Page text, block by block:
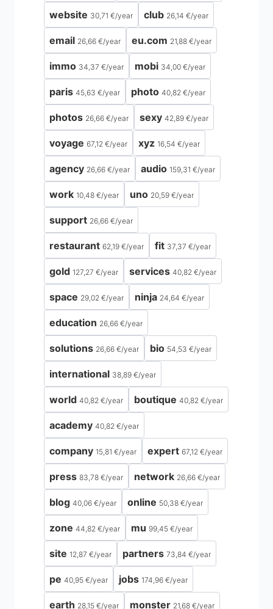
website 30,71 €/year club 26,14 €/year
email 26,66 €/year eu.com 21,88 €/year
immo 34,37 €/year mobi 34,00 €/year
paris 45,63 €/year photo 40,82 €/year
photos 26,66 €/year sexy 42,89 €/year
voyage 67,12 €/year xyz 16,54 €/year
agency 26,66 €/year audio 159,31 €/year
work 10,48 €/year uno 20,59 €/year
support 26,66 €/year
restaurant 62,19 €/year fit 37,37 €/year
gold 127,27 €/year services 40,82 €/year
space 29,02 €/year ninja 24,64 €/year
education 26,66 €/year
solutions 26,66 €/year bio 54,53 €/year
international 38,89 €/year
world 40,82 €/year boutique 40,82 €/year
academy 40,82 €/year
company 15,81 €/year expert 67,12 €/year
press 83,78 €/year network 26,66 €/year
blog 40,06 €/year online 50,38 €/year
zone 44,82 €/year mu 99,45 €/year
site 12,87 €/year partners 73,84 €/year
pe 40,95 €/year jobs 174,96 €/year
earth 28,15 €/year monster 21,68 €/year